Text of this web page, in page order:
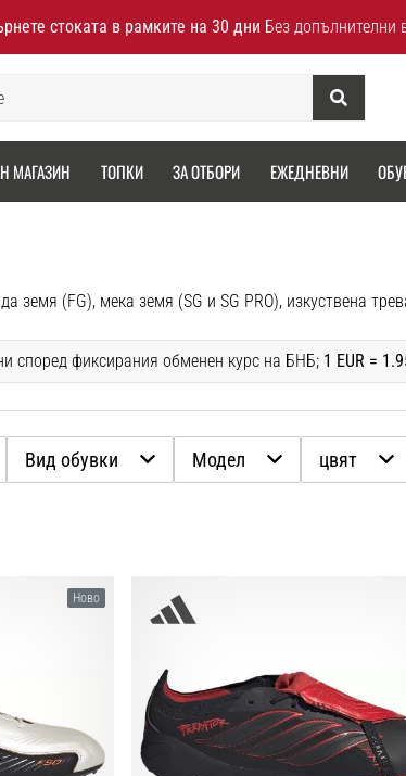
стоката в рамките на 30 дни Без допълнителни
Търсене
МАГАЗИН ТОПКИ ЗА ОТБОРИ ЕЖЕДНЕВНИ
според фиксирания обменен курс на БНБ; 1 EUR =
Вид обувки Модел цвят
Ново